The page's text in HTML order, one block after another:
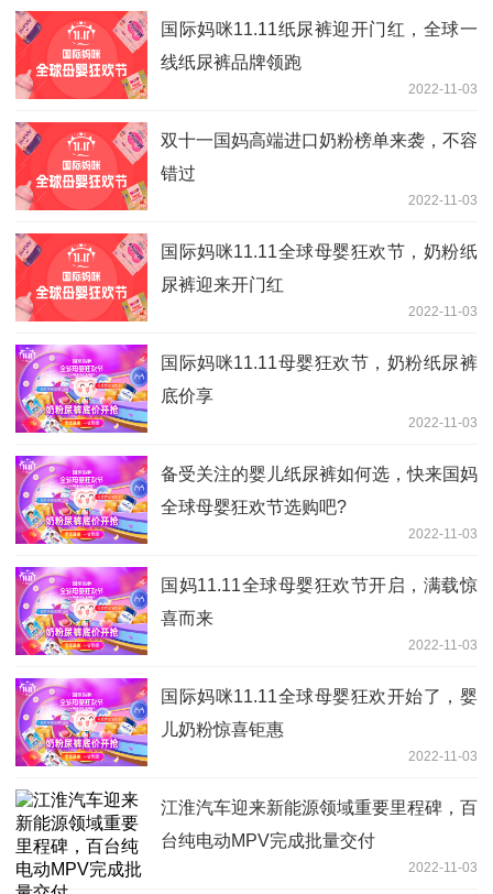
国际妈咪11.11纸尿裤迎开门红，全球一
线纸尿裤品牌领跑
2022-11-03
双十一国妈高端进口奶粉榜单来袭，不容
错过
2022-11-03
国际妈咪11.11全球母婴狂欢节，奶粉纸
尿裤迎来开门红
2022-11-03
国际妈咪11.11母婴狂欢节，奶粉纸尿裤
底价享
2022-11-03
备受关注的婴儿纸尿裤如何选，快来国妈
全球母婴狂欢节选购吧?
2022-11-03
国妈11.11全球母婴狂欢节开启，满载惊
喜而来
2022-11-03
国际妈咪11.11全球母婴狂欢开始了，婴
儿奶粉惊喜钜惠
2022-11-03
江淮汽车迎来新能源领域重要里程碑，百
台纯电动MPV完成批量交付
2022-11-03